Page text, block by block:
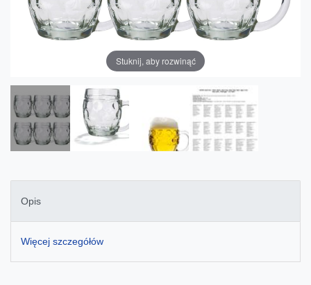
Stuknij, aby rozwinąć
Opis
Więcej szczegółów